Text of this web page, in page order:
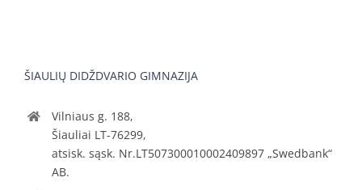
ŠIAULIŲ DIDŽDVARIO GIMNAZIJA
Vilniaus g. 188,
Šiauliai LT-76299,
atsisk. sąsk. Nr.LT507300010002409897 „Swedbank“
AB.